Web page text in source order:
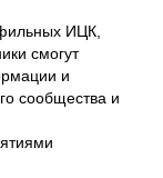
ИЦК,
смогут
и
сообщества и